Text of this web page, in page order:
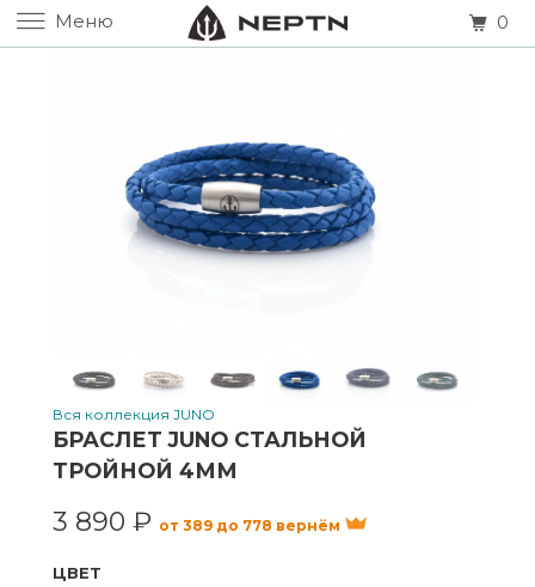
Вся коллекция JUNO
БРАСЛЕТ JUNO СТАЛЬНОЙ
ТРОЙНОЙ 4ММ
3 890 ₽ от 389 до 778 вернём
ЦВЕТ
Меню 0